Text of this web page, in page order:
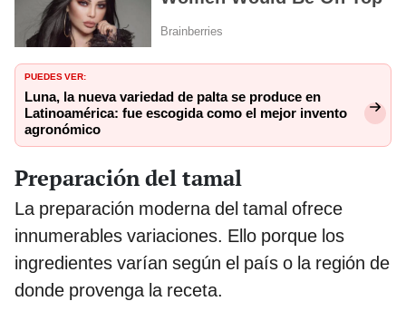
PUEDES VER:
Luna, la nueva variedad de palta se produce en
Latinoamérica: fue escogida como el mejor invento
agronómico
Preparación del tamal
La preparación moderna del tamal ofrece
innumerables variaciones. Ello porque los
ingredientes varían según el país o la región de
donde provenga la receta.